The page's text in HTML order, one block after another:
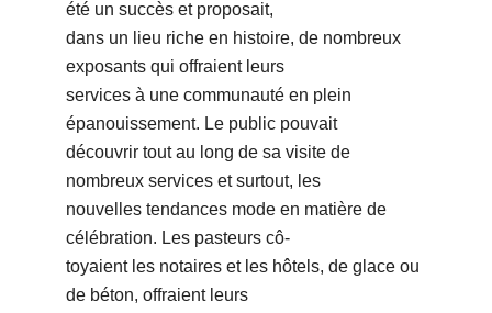
été un succès et proposait,
dans un lieu riche en histoire, de nombreux
exposants qui offraient leurs
services à une communauté en plein
épanouissement. Le public pouvait
découvrir tout au long de sa visite de
nombreux services et surtout, les
nouvelles tendances mode en matière de
célébration. Les pasteurs cô-
toyaient les notaires et les hôtels, de glace ou
de béton, offraient leurs